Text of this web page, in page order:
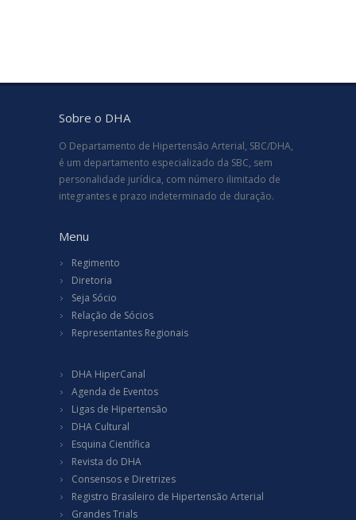
Sobre o DHA
O Departamento de Hipertensão Arterial, SBC/DHA,
é um departamento especializado da SBC, sem
personalidade jurídica, com número ilimitado de
integrantes e prazo indeterminado de duração.
Menu
Regimento
Diretoria
Seja Sócio
Relação de Sócios
Representantes Regionais
DHA HiperCanal
Agenda de Eventos
Ligas de Hipertensão
DHA Cultural
Esquina Científica
Revista do DHA
Consensos e Diretrizes
Registro Brasileiro de Hipertensão Arterial
Grandes Trials